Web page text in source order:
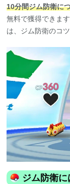
10分間ジム防衛に
無料で獲得できま
は、ジム防衛のコ
ジム防衛